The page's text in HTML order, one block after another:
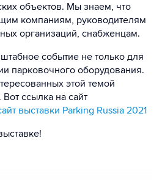
объектов. Мы знаем, что
компаниям, руководителям
организаций, снабженцам.
событие не только для
парковочного оборудования.
этой темой
ссылка на сайт
выставки Parking Russia 2021